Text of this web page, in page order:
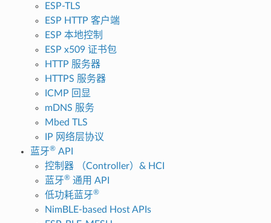
ESP-TLS
ESP HTTP 客户端
ESP 本地控制
ESP x509 证书包
HTTP 服务器
HTTPS 服务器
ICMP 回显
mDNS 服务
Mbed TLS
IP 网络层协议
蓝牙®API
控制器 （Controller）& HCI
蓝牙®通用 API
低功耗蓝牙®
NimBLE-based Host APIs